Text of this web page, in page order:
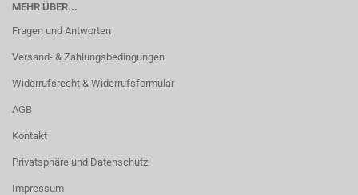
MEHR ÜBER...
Fragen und Antworten
Versand- & Zahlungsbedingungen
Widerrufsrecht & Widerrufsformular
AGB
Kontakt
Privatsphäre und Datenschutz
Impressum